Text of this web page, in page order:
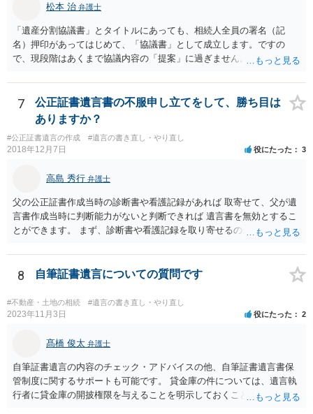
松本 治 弁護士
「遺産分割協議書」とタイトルにあっても、相続人全員の署名（記
名）押印があってはじめて、「協議書」として成立します。ですの
で、現段階はあくまで協議内容の「提案」に過ぎません。 納得がいか
成立となります。その場合、成立させたい相続人が、家庭裁判所に遺
産分割調停を申し立てなければなりません。 なお、弁護士の送付状
は、通常、相続人全員分の（本件であれば４通の）「遺産分割協議
書」を作成するところ、１通だけの作成にとどめる理由が書かれてい
るものです。
7
公正証書遺言書の不服申し立てをして、勝ち目は
ありますか？
#公正証書遺言の作成 #遺言の書き直し・やり直し
2018年12月7日 役にたった 3
高島 秀行 弁護士
父の公正証書作成当時の診断書や看護記録があれば 取寄せて、父が遺
言書作成当時に判断能力がないと判断できれば 遺言書を無効とするこ
とができます。 まず、診断書や看護記録を取り寄せるのが重要となり
いと思います。
8 自筆証書遺言についての質問です
#不動産・土地の相続 #遺言の書き直し・やり直し
2023年11月3日 役にたった 2
髙橋 俊太 弁護士
自筆証書遺言の内容のチェック・アドバイスの他、自筆証書遺言書保
管制度に関するサポートも可能です。 貸金庫の件については、遺言執
行者に貸金庫の開披権限を与えることを明示しておくことでクリアで